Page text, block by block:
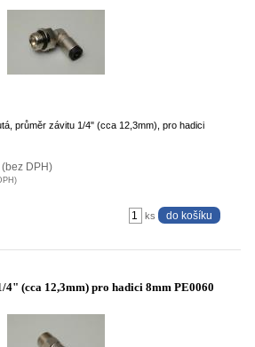
průměr závitu 1/4" (cca 12,3mm), pro hadici
(bez DPH)
ks
4" (cca 12,3mm) pro hadici 8mm PE0060